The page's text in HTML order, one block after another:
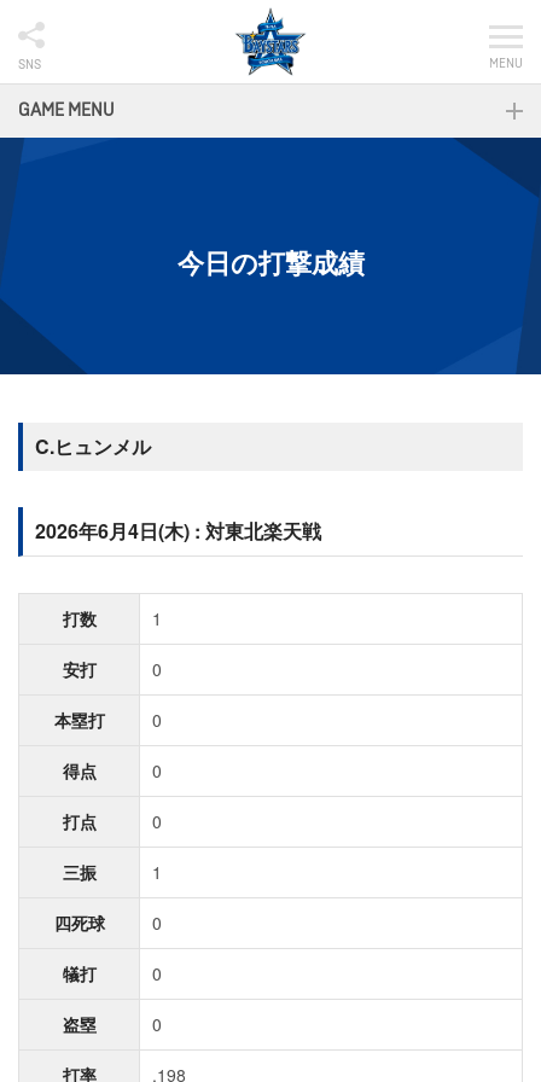
SNS MENU
GAME MENU
今日の打撃成績
C.ヒュンメル
2026年6月4日(木) : 対東北楽天戦
打数 1
安打 0
本塁打 0
得点 0
打点 0
三振 1
四死球 0
犠打 0
盗塁 0
打率 .198